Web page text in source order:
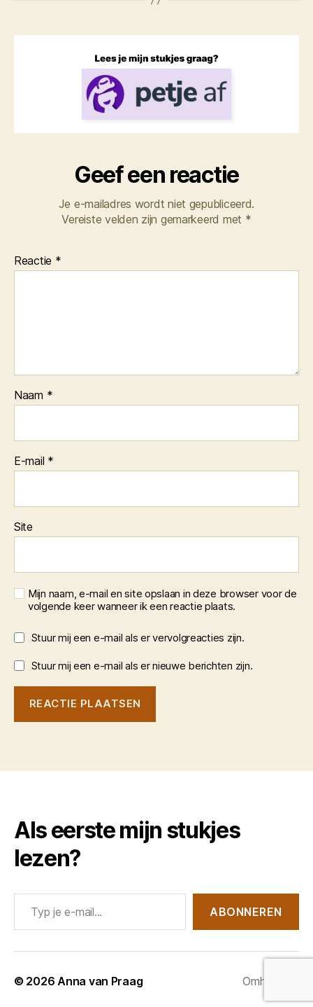
Geef een reactie
Je e-mailadres wordt niet gepubliceerd.
Vereiste velden zijn gemarkeerd met *
Reactie *
Naam *
E-mail *
Site
Mijn naam, e-mail en site opslaan in deze browser voor de
volgende keer wanneer ik een reactie plaats.
Stuur mij een e-mail als er vervolgreacties zijn.
Stuur mij een e-mail als er nieuwe berichten zijn.
Als eerste mijn stukjes
lezen?
Typ je e-mail...
ABONNEREN
© 2026 Anna van Praag Omhoog